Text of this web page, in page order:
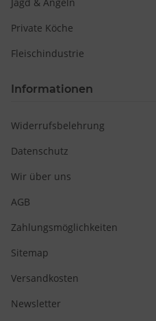
Private Köche
Fleischindustrie
Informationen
Widerrufsbelehrung
Datenschutz
Wir über uns
AGB
Zahlungsmöglichkeiten
Sitemap
Versandkosten
Newsletter